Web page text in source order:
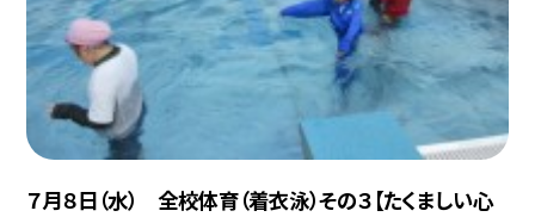
７月８日（水） 全校体育（着衣泳）その３【たくましい心